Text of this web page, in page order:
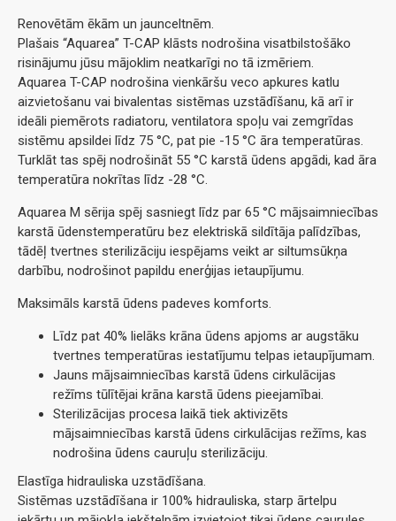
Renovētām ēkām un jaunceltnēm.
Plašais “Aquarea” T-CAP klāsts nodrošina visatbilstošāko
risinājumu jūsu mājoklim neatkarīgi no tā izmēriem.
Aquarea T-CAP nodrošina vienkāršu veco apkures katlu
aizvietošanu vai bivalentas sistēmas uzstādīšanu, kā arī ir
ideāli piemērots radiatoru, ventilatora spoļu vai zemgrīdas
sistēmu apsildei līdz 75 °C, pat pie -15 °C āra temperatūras.
Turklāt tas spēj nodrošināt 55 °C karstā ūdens apgādi, kad āra
temperatūra nokrītas līdz -28 °C.
Aquarea M sērija spēj sasniegt līdz par 65 °C mājsaimniecības
karstā ūdenstemperatūru bez elektriskā sildītāja palīdzības,
tādēļ tvertnes sterilizāciju iespējams veikt ar siltumsūkņa
darbību, nodrošinot papildu enerģijas ietaupījumu.
Maksimāls karstā ūdens padeves komforts.
Līdz pat 40% lielāks krāna ūdens apjoms ar augstāku
tvertnes temperatūras iestatījumu telpas ietaupījumam.
Jauns mājsaimniecības karstā ūdens cirkulācijas
režīms tūlītējai krāna karstā ūdens pieejamībai.
Sterilizācijas procesa laikā tiek aktivizēts
mājsaimniecības karstā ūdens cirkulācijas režīms, kas
nodrošina ūdens cauruļu sterilizāciju.
Elastīga hidrauliska uzstādīšana.
Sistēmas uzstādīšana ir 100% hidrauliska, starp ārtelpu